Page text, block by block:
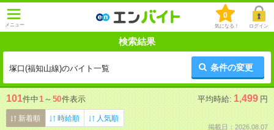
メニュー
0
気になる！ ログイン
検索結果
塚口(福知山線)のバイト一覧 条件の変更
101件中1 ～ 50件表示 平均時給: 1,499 円
新着順 時給順 人気順
掲載日：2026.08.07